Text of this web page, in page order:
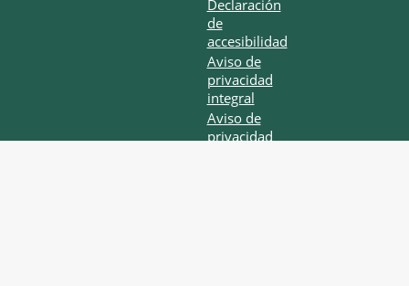
Declaración
de
accesibilidad
Aviso de
privacidad
integral
Aviso de
privacidad